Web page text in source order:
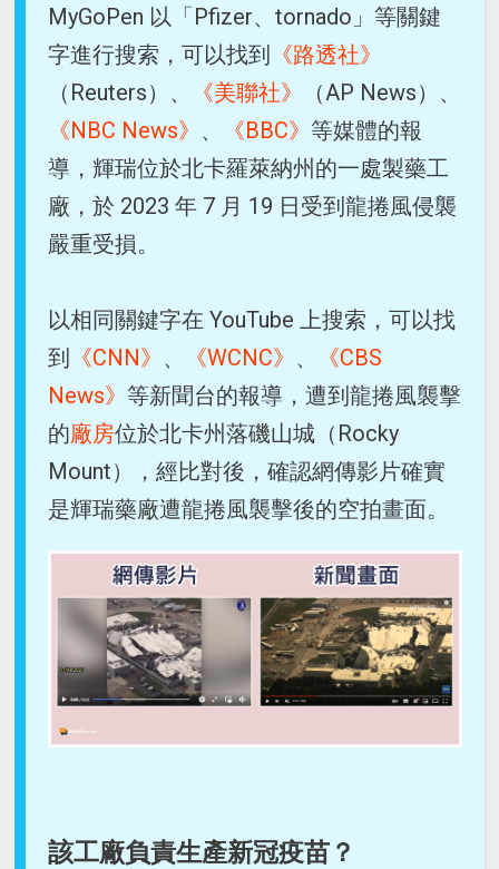
MyGoPen 以「Pfizer、tornado」等關鍵
字進行搜索，可以找到
《路透社》
（Reuters）、
《美聯社》
（AP News）、
《NBC News》 、 《BBC》等媒體的報
導，輝瑞位於北卡羅萊納州的一處製藥工
廠，於 2023 年 7 月 19 日受到龍捲風侵襲
嚴重受損。
以相同關鍵字在 YouTube 上搜索，可以找
到
《CNN》 、 《WCNC》 、
《CBS
News》等新聞台的報導，遭到龍捲風襲擊
的廠房位於北卡州落磯山城（Rocky
Mount），經比對後，確認網傳影片確實
是輝瑞藥廠遭龍捲風襲擊後的空拍畫面。
該工廠負責生產新冠疫苗？